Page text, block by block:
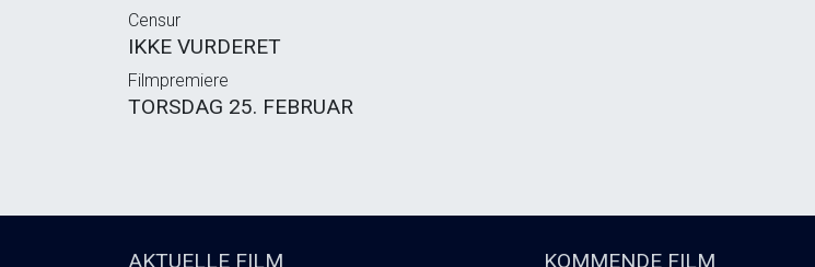
Censur
IKKE VURDERET
Filmpremiere
TORSDAG 25. FEBRUAR
AKTUELLE FILM KOMMENDE FILM